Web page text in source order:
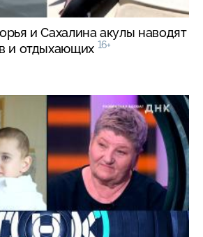
и Сахалина акулы наводят
и отдыхающих 16+